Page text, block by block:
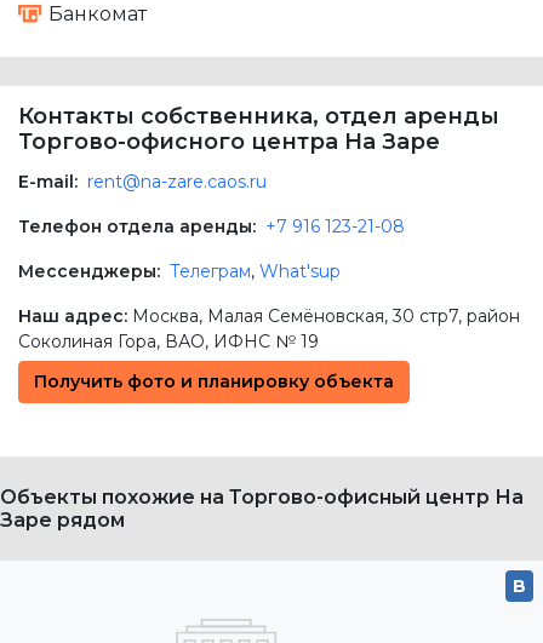
Банкомат
Контакты собственника, отдел аренды
Торгово-офисного центра На Заре
E-mail: rent@na-zare.caos.ru
Телефон отдела аренды: +7 916 123-21-08
Мессенджеры: Телеграм, What'sup
Наш адрес: Москва, Малая Семёновская, 30 стр7, район
Соколиная Гора, ВАО, ИФНС № 19
Получить фото и планировку объекта
Объекты похожие на Торгово-офисный центр На
Заре рядом
B